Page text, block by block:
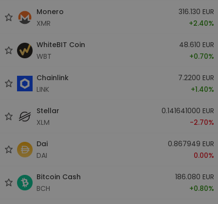
Monero
XMR
316.130 EUR
+2.40%
WhiteBIT Coin
WBT
48.610 EUR
+0.70%
Chainlink
LINK
7.2200 EUR
+1.40%
Stellar
XLM
0.141641000 EUR
-2.70%
Dai
DAI
0.867949 EUR
0.00%
Bitcoin Cash
BCH
186.080 EUR
+0.80%